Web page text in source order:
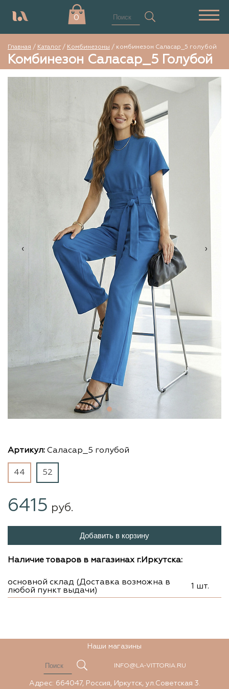
0
Главная / Каталог/ Комбинезоны / комбинезон Саласар_5 голубой
Комбинезон Саласар_5 Голубой
‹ ›
Артикул: Саласар_5 голубой
44 52
6415 руб.
Добавить в корзину
Наличие товаров в магазинах г.Иркутска:
основной склад (Доставка возможна в
любой пункт выдачи)
1 шт.
Наши магазины
INFO@LA-VITTORIA.RU
Адрес: 664047, Россия, Иркутск, ул.Советская 3.